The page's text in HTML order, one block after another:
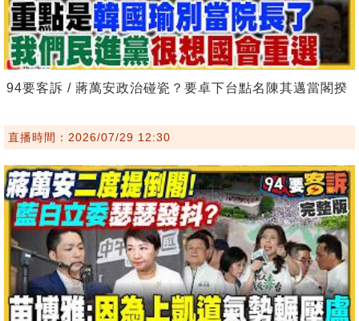
94要客訴 / 蔣萬安政治碰瓷？要卓下台點名陳其邁當閣揆
直播時間：2026/07/29 12:30